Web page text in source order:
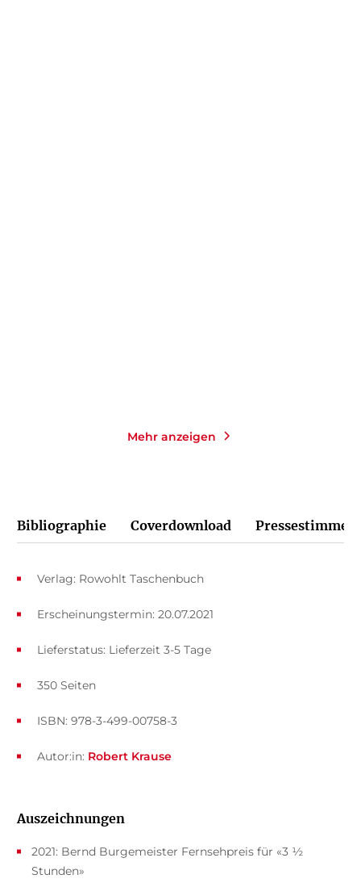
Mehr anzeigen
Bibliographie Coverdownload Pressestimmen
Verlag: Rowohlt Taschenbuch
Erscheinungstermin: 20.07.2021
Lieferstatus: Lieferzeit 3-5 Tage
ISBN: 978-3-499-00758-3
350 Seiten
Autor:in: Robert Krause
Auszeichnungen
2021: Bernd Burgemeister Fernsehpreis für «3 ½
Stunden»